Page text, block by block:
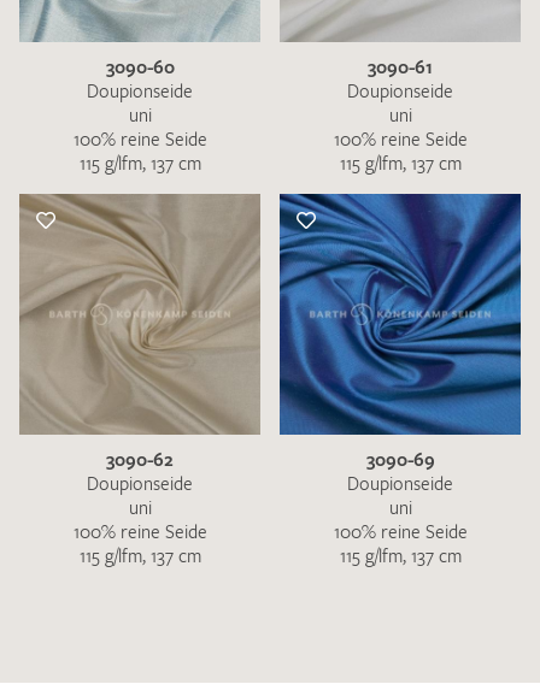
3090-60
Doupionseide
uni
100% reine Seide
115 g/lfm, 137 cm
3090-61
Doupionseide
uni
100% reine Seide
115 g/lfm, 137 cm
3090-62
Doupionseide
uni
100% reine Seide
115 g/lfm, 137 cm
3090-69
Doupionseide
uni
100% reine Seide
115 g/lfm, 137 cm